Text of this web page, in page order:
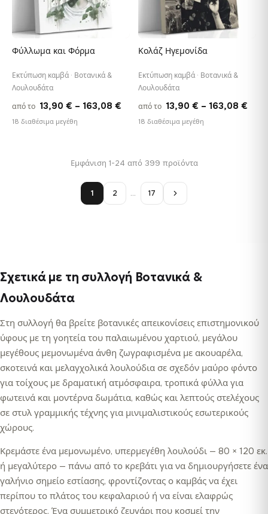
Φύλλωμα και Φόρμα
Εκτύπωση καμβά · Βοτανικά &
Λουλουδάτα
από το 13,90 € – 163,08 € Price
range:
163,08 €
18 διαθέσιμα μεγέθη
Κολάζ Ηγεμονίδα
Εκτύπωση καμβά · Βοτανικά &
Λουλουδάτα
από το 13,90 € – 163,08 €
18 διαθέσιμα μεγέθη
Εμφάνιση 1-24 από 399 προϊόντα
1 2 … 17
Σχετικά με τη συλλογή Βοτανικά &
Λουλουδάτα
Στη συλλογή θα βρείτε βοτανικές απεικονίσεις επιστημονικού
ύφους με τη γοητεία του παλαιωμένου χαρτιού, μεγάλου
μεγέθους μεμονωμένα άνθη ζωγραφισμένα με ακουαρέλα,
σκοτεινά και μελαγχολικά λουλούδια σε σχεδόν μαύρο φόντο
για τοίχους με δραματική ατμόσφαιρα, τροπικά φύλλα για
φωτεινά και μοντέρνα δωμάτια, καθώς και λεπτούς στελέχους
σε στυλ γραμμικής τέχνης για μινιμαλιστικούς εσωτερικούς
χώρους.
Κρεμάστε ένα μεμονωμένο, υπερμεγέθη λουλούδι — 80 × 120 εκ.
ή μεγαλύτερο — πάνω από το κρεβάτι για να δημιουργήσετε ένα
γαλήνιο σημείο εστίασης, φροντίζοντας ο καμβάς να έχει
περίπου το πλάτος του κεφαλαριού ή να είναι ελαφρώς
στενότερος. Ένα συμμετρικό ζευγάρι που κοσμεί την